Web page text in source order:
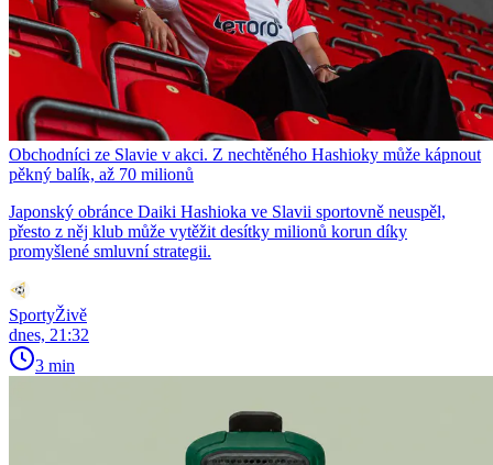
Obchodníci ze Slavie v akci. Z nechtěného Hashioky může kápnout
pěkný balík, až 70 milionů
Japonský obránce Daiki Hashioka ve Slavii sportovně neuspěl,
přesto z něj klub může vytěžit desítky milionů korun díky
promyšlené smluvní strategii.
SportyŽivě
dnes, 21:32
3 min